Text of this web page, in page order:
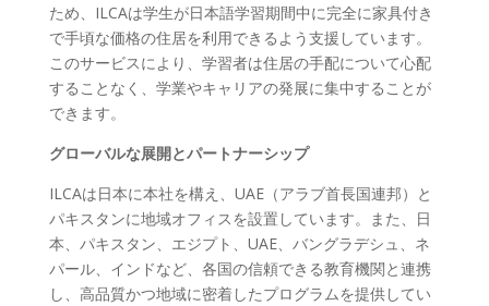
ため、ILCAは学生が日本語学習期間中に完全に家具付き
で手頃な価格の住居を利用できるよう支援しています。
このサービスにより、学習者は住居の手配について心配
することなく、学業やキャリアの発展に集中することが
できます。
グローバルな展開とパートナーシップ
ILCAは日本に本社を構え、UAE（アラブ首長国連邦）と
パキスタンに地域オフィスを設置しています。また、日
本、パキスタン、エジプト、UAE、バングラデシュ、ネ
パール、インドなど、各国の信頼できる教育機関と連携
し、高品質かつ地域に密着したプログラムを提供してい